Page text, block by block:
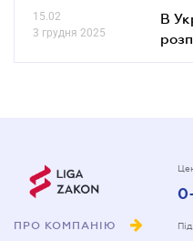
15.02
3 грудня 2025
В
ПРО КОМПАНІЮ